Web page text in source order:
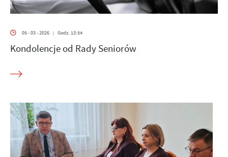
05 - 03 - 2026 | Godz. 13:54
Kondolencje od Rady Seniorów